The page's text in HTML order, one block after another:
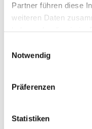
Partner führen diese
weiteren Daten
Notwendig
Präferenzen
Statistiken
Dies